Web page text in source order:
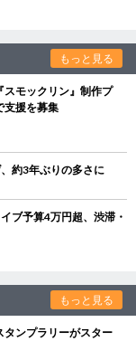
もっと見る
スモックリン』制作プ
援を募集
約3年ぶりの多さに
ブ予算4万円超、渋滞・
もっと見る
タンプラリーがスター